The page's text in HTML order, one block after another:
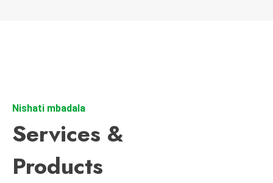
Nishati mbadala
Services &
Products